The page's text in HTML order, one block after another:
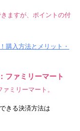
ますが、ポイントの付
購入方法とメリット・
ファミリーマート
ミリーマート。
きる決済方法は